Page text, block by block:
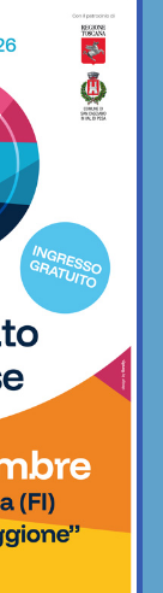
ha
mentre
Uisp
riuscita
ha,
Antonio Taddei